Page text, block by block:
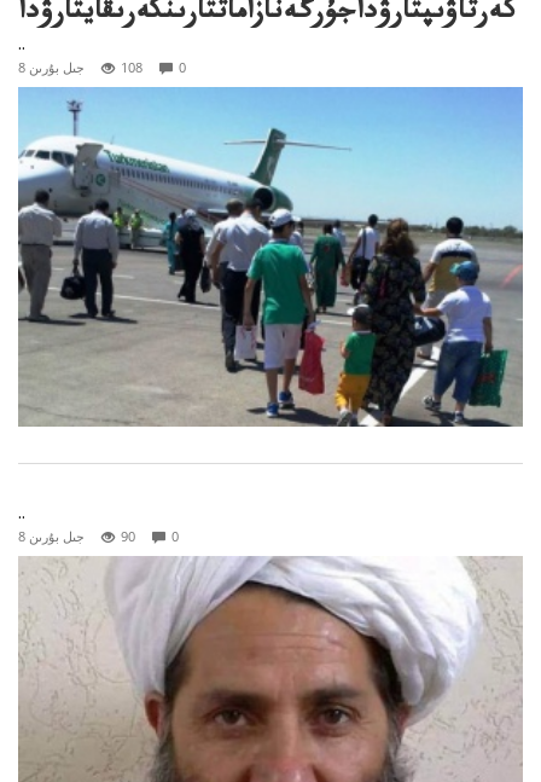
كەرتاۋىپتارۋداجۇرگەنازاماتتارىنكەرىقايتارۋدا
..
8 جىل بۇرىن 108 0
..
8 جىل بۇرىن 90 0